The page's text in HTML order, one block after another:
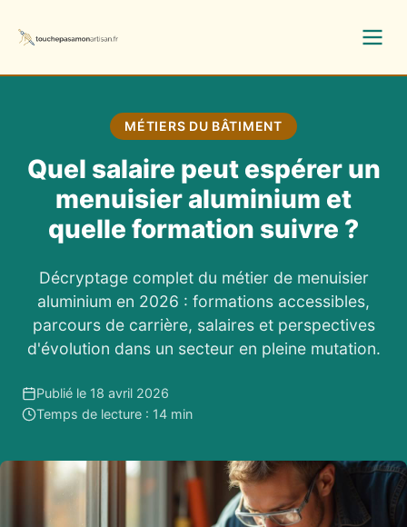
MÉTIERS DU BÂTIMENT
Quel salaire peut espérer un
menuisier aluminium et
quelle formation suivre ?
Décryptage complet du métier de menuisier
aluminium en 2026 : formations accessibles,
parcours de carrière, salaires et perspectives
d'évolution dans un secteur en pleine mutation.
Publié le 18 avril 2026
Temps de lecture : 14 min